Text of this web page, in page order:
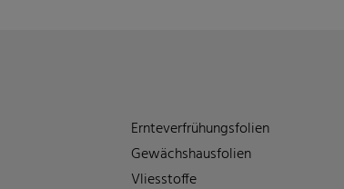
Ernteverfrühungsfolien
Gewächshausfolien
Vliesstoffe